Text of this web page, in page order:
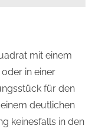
mit einem
in einer
für den
deutlichen
keinesfalls in den